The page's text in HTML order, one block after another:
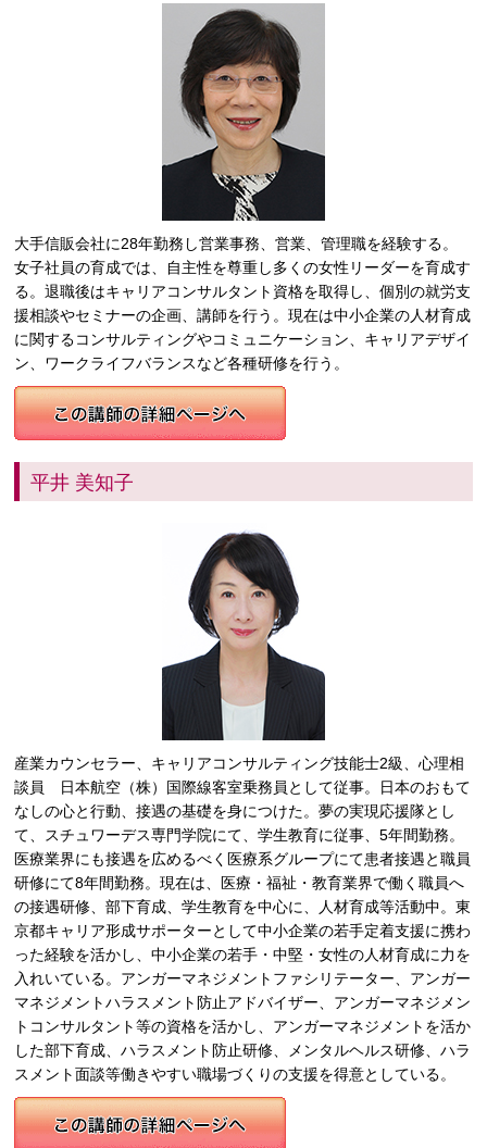
大手信販会社に28年勤務し営業事務、営業、管理職を経験する。
女子社員の育成では、自主性を尊重し多くの女性リーダーを育成す
る。退職後はキャリアコンサルタント資格を取得し、個別の就労支
援相談やセミナーの企画、講師を行う。現在は中小企業の人材育成
に関するコンサルティングやコミュニケーション、キャリアデザイ
ン、ワークライフバランスなど各種研修を行う。
平井 美知子
産業カウンセラー、キャリアコンサルティング技能士2級、心理相
談員 日本航空（株）国際線客室乗務員として従事。日本のおもて
なしの心と行動、接遇の基礎を身につけた。夢の実現応援隊とし
て、スチュワーデス専門学院にて、学生教育に従事、5年間勤務。
医療業界にも接遇を広めるべく医療系グループにて患者接遇と職員
研修にて8年間勤務。現在は、医療・福祉・教育業界で働く職員へ
の接遇研修、部下育成、学生教育を中心に、人材育成等活動中。東
京都キャリア形成サポーターとして中小企業の若手定着支援に携わ
った経験を活かし、中小企業の若手・中堅・女性の人材育成に力を
入れいている。アンガーマネジメントファシリテーター、アンガー
マネジメントハラスメント防止アドバイザー、アンガーマネジメン
トコンサルタント等の資格を活かし、アンガーマネジメントを活か
した部下育成、ハラスメント防止研修、メンタルヘルス研修、ハラ
スメント面談等働きやすい職場づくりの支援を得意としている。